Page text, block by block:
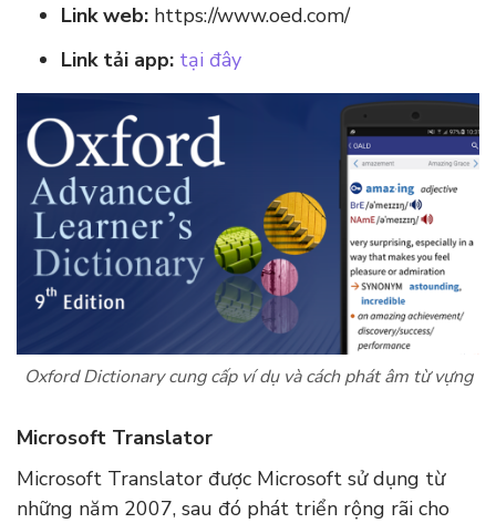
Link web: https://www.oed.com/
Link tải app: tại đây
Oxford Dictionary cung cấp ví dụ và cách phát âm từ vựng
Microsoft Translator
Microsoft Translator được Microsoft sử dụng từ
những năm 2007, sau đó phát triển rộng rãi cho